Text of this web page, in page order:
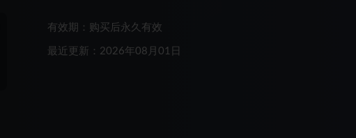
有效期：购买后永久有效
最近更新：2026年08月01日